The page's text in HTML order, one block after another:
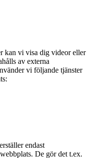
kan vi visa dig videor eller
av externa
vi följande tjänster
endast
De gör det t.ex.